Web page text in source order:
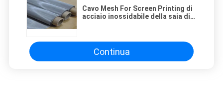
Cavo Mesh For Screen Printing di
acciaio inossidabile della saia di
Continua